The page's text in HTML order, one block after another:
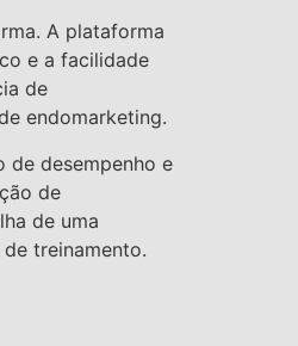
A plataforma
e a facilidade
de
endomarketing.
de desempenho e
de
de uma
treinamento.